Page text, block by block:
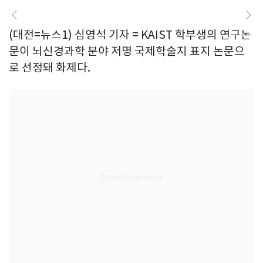
(대전=뉴스1) 심영석 기자 = KAIST 학부생의 연구논
문이 뇌신경과학 분야 저명 국제학술지 표지 논문으
로 선정돼 화제다.